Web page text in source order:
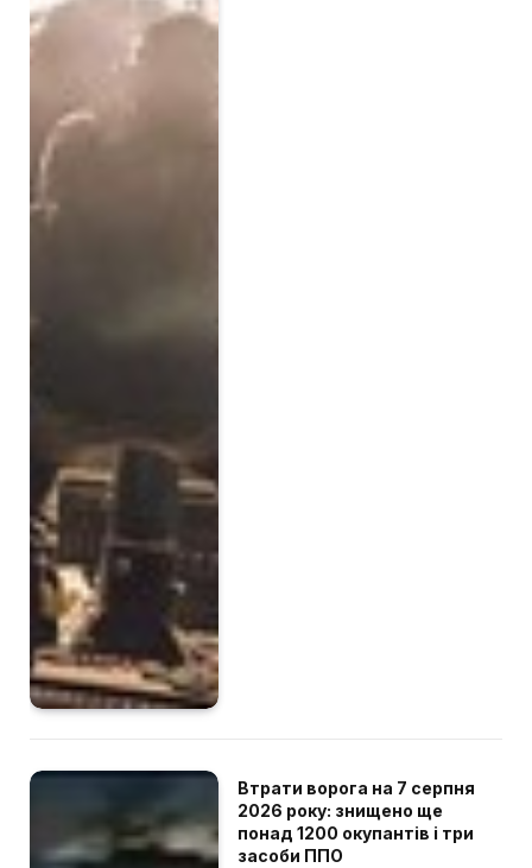
Втрати ворога на 7 серпня
2026 року: знищено ще
понад 1200 окупантів і три
засоби ППО